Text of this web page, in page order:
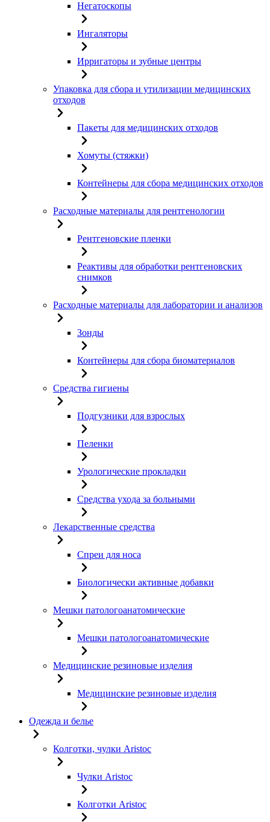
Негатоскопы
Ингаляторы
Ирригаторы и зубные центры
Упаковка для сбора и утилизации медицинских
отходов
Пакеты для медицинских отходов
Хомуты (стяжки)
Контейнеры для сбора медицинских отходов
Расходные материалы для рентгенологии
Рентгеновские пленки
Реактивы для обработки рентгеновских
снимков
Расходные материалы для лаборатории и анализов
Зонды
Контейнеры для сбора биоматериалов
Средства гигиены
Подгузники для взрослых
Пеленки
Урологические прокладки
Средства ухода за больными
Лекарственные средства
Спреи для носа
Биологически активные добавки
Мешки патологоанатомические
Мешки патологоанатомические
Медицинские резиновые изделия
Медицинские резиновые изделия
Одежда и белье
Колготки, чулки Aristoc
Чулки Aristoc
Колготки Aristoc